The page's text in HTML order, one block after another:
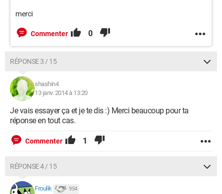
merci
Commenter 0
RÉPONSE 3 / 15
shashin4
13 janv. 2014 à 13:20
Je vais essayer ça et je te dis :) Merci beaucoup pour ta
réponse en tout cas.
Commenter 1
RÉPONSE 4 / 15
Froulik 954